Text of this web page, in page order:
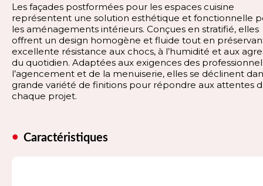
Les façades postformées pour les espaces cuisine
représentent une solution esthétique et fonctionnelle
les aménagements intérieurs. Conçues en stratifié, elles
offrent un design homogène et fluide tout en
excellente résistance aux chocs, à l’humidité et aux
du quotidien. Adaptées aux exigences des
l’agencement et de la menuiserie, elles se déclinent
grande variété de finitions pour répondre aux attentes
chaque projet.
Caractéristiques